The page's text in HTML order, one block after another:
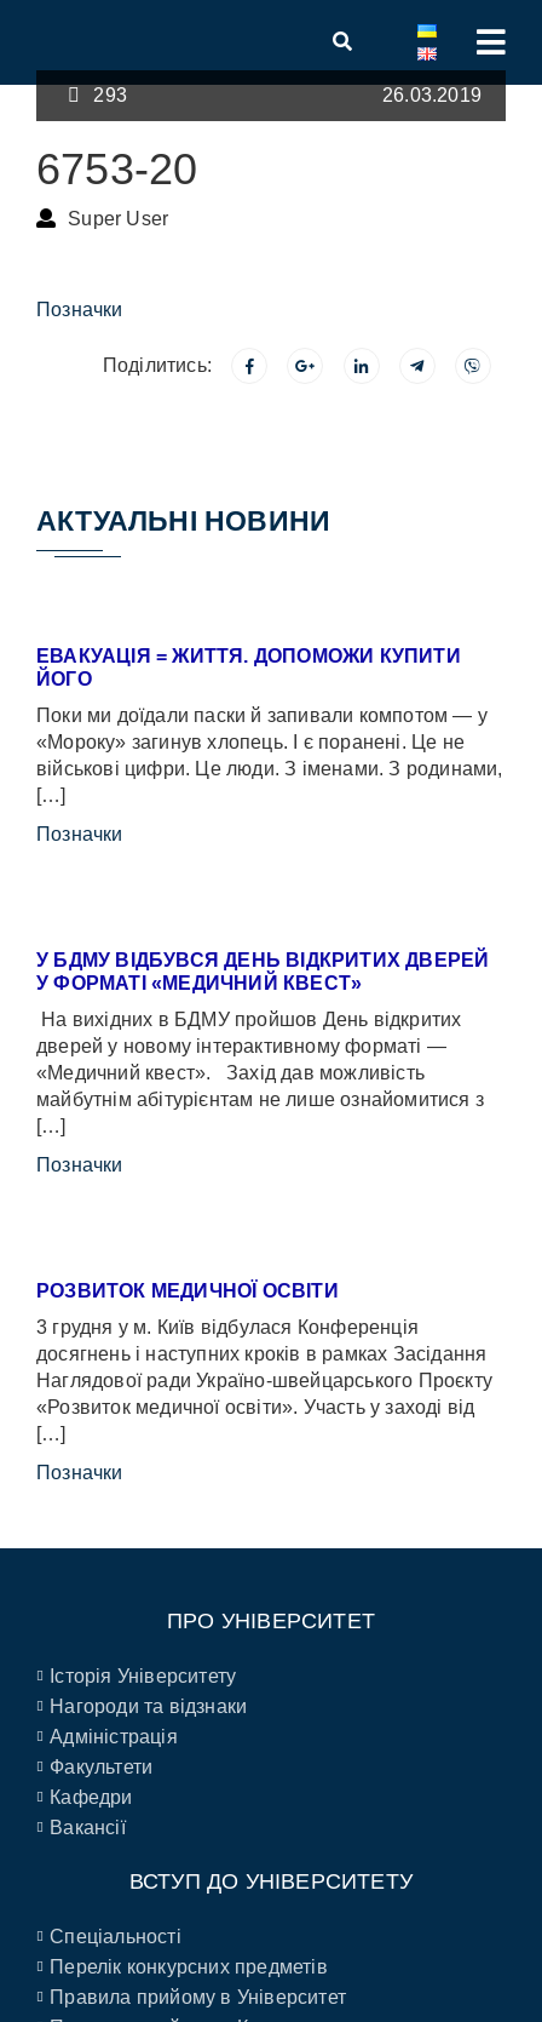
293 26.03.2019
6753-20
Super User
Позначки
Поділитись:
АКТУАЛЬНІ НОВИНИ
ЕВАКУАЦІЯ = ЖИТТЯ. ДОПОМОЖИ КУПИТИ
ЙОГО
Поки ми доїдали паски й запивали компотом — у
«Мороку» загинув хлопець. І є поранені. Це не
військові цифри. Це люди. З іменами. З родинами,
[…]
Позначки
У БДМУ ВІДБУВСЯ ДЕНЬ ВІДКРИТИХ ДВЕРЕЙ
У ФОРМАТІ «МЕДИЧНИЙ КВЕСТ»
На вихідних в БДМУ пройшов День відкритих
дверей у новому інтерактивному форматі —
«Медичний квест». Захід дав можливість
майбутнім абітурієнтам не лише ознайомитися з
[…]
Позначки
РОЗВИТОК МЕДИЧНОЇ ОСВІТИ
3 грудня у м. Київ відбулася Конференція
досягнень і наступних кроків в рамках Засідання
Наглядової ради Україно-швейцарського Проєкту
«Розвиток медичної освіти». Участь у заході від
[…]
Позначки
ПРО УНІВЕРСИТЕТ
Історія Університету
Нагороди та відзнаки
Адміністрація
Факультети
Кафедри
Вакансії
ВСТУП ДО УНІВЕРСИТЕТУ
Спеціальності
Перелік конкурсних предметів
Правила прийому в Університет